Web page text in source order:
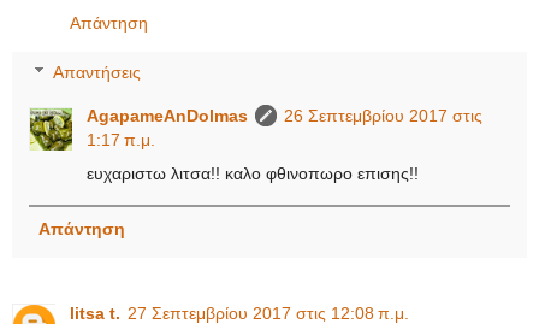
Απάντηση
Απαντήσεις
AgapameAnDolmas
26 Σεπτεμβρίου 2017 στις
1:17 π.μ.
ευχαριστω λιτσα!! καλο φθινοπωρο επισης!!
Απάντηση
litsa t. 27 Σεπτεμβρίου 2017 στις 12:08 π.μ.